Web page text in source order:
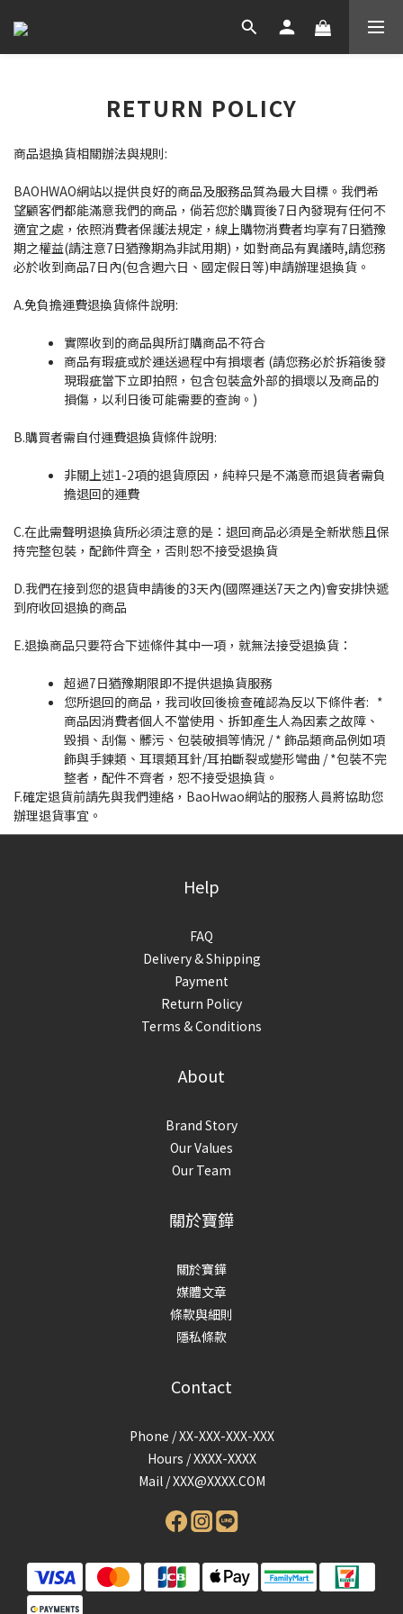
RETURN POLICY
商品退換貨相關辦法與規則:
BAOHWAO網站以提供良好的商品及服務品質為最大目標 。我們希
望顧客們都能滿意我們的商品，倘若您於購買後7日內發現有任何不
適宜之處，依照消費者保護法規定，線上購物消費者均享有7日猶豫
期之權益(請注意7日猶豫期為非試用期)，如對商品有異議時,請您務
必於收到商品7日內(包含週六日、國定假日等)申請辦理退換貨。
A.免負擔運費退換貨條件說明:
實際收到的商品與所訂購商品不符合
商品有瑕疵或於運送過程中有損壞者 (請您務必於拆箱後發
現瑕疵當下立即拍照，包含包裝盒外部的損壞以及商品的
損傷，以利日後可能需要的查詢。)
B.購買者需自付運費退換貨條件說明:
非關上述1-2項的退貨原因，純粹只是不滿意而退貨者需負
擔退回的運費
C.在此需聲明退換貨所必須注意的是：退回商品必須是全新狀態且保
持完整包裝，配飾件齊全，否則恕不接受退換貨
D.我們在接到您的退貨申請後的3天內(國際運送7天之內)會安排快遞
到府收回退換的商品
E.退換商品只要符合下述條件其中一項，就無法接受退換貨 ：
超過7日猶豫期限即不提供退換貨服務
您所退回的商品，我司收回後檢查確認為反以下條件者: *
商品因消費者個人不當使用、拆卸產生人為因素之故障、
毀損、刮傷、髒污、包裝破損等情況 /* 飾品類商品例如項
飾與手鍊類、耳環類耳針/耳拍斷裂或變形彎曲 /*包裝不完
整者，配件不齊者，恕不接受退換貨。
F.確定退貨前請先與我們連絡，BaoHwao網站的服務人員將協助您
辦理退貨事宜。
Help
FAQ
Delivery & Shipping
Payment
Return Policy
Terms & Conditions
About
Brand Story
Our Values
Our Team
關於寶鏵
關於寶鏵
媒體文章
條款與細則
隱私條款
Contact
Phone / XX-XXX-XXX-XXX
Hours / XXXX-XXXX
Mail /XXX@XXXX.COM